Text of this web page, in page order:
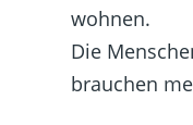
wohnen.
Die
brauchen